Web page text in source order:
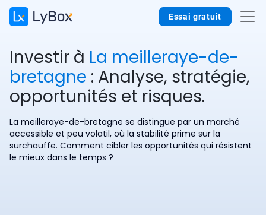
Essai gratuit
Investir à La meilleraye-de-
bretagne : Analyse, stratégie,
opportunités et risques.
La meilleraye-de-bretagne se distingue par un marché
accessible et peu volatil, où la stabilité prime sur la
surchauffe. Comment cibler les opportunités qui résistent
le mieux dans le temps ?